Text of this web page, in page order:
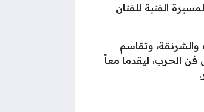
الفنية للفنان
والشرنقة، وتقاسم
فن الحرب، ليقدما معاً